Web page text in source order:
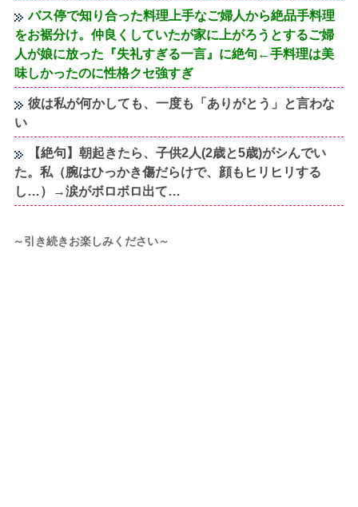
バス停で知り合った料理上手なご婦人から絶品手料理
をお裾分け。仲良くしていたが家に上がろうとするご婦
人が娘に放った『失礼すぎる一言』に絶句←手料理は美
味しかったのに性格クセ強すぎ
彼は私が何かしても、一度も「ありがとう」と言わな
い
【絶句】朝起きたら、子供2人(2歳と5歳)がシんでい
た。私（腕はひっかき傷だらけで、顔もヒリヒリする
し…）→涙がボロボロ出て…
～引き続きお楽しみください～